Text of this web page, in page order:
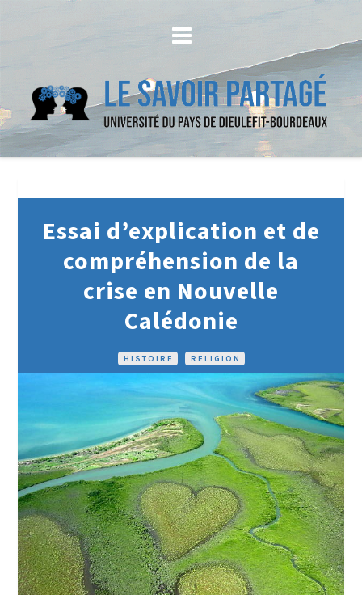
HISTOIRE RELIGION
Essai d’explication et de
compréhension de la
crise en Nouvelle
Calédonie